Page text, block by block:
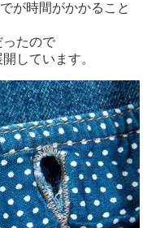
が時間がかかること
ったので
しています。